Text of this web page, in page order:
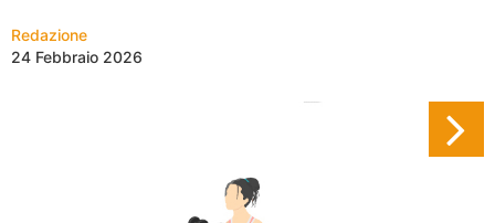
Redazione
24 Febbraio 2026